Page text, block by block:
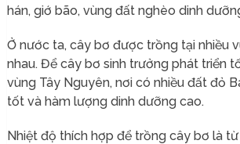
hán, giớ bão, vùng đất nghèo dinh
Ở nước ta, cây bơ được trồng tại nhiều
nhau. Để cây bơ sinh trưởng phát triển
vùng Tây Nguyên, nơi có nhiều đất đỏ
tốt và hàm lượng dinh dưỡng cao.
Nhiệt độ thích hợp để trồng cây bơ là từ